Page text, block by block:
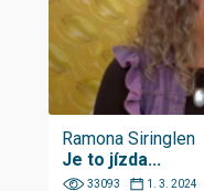
Ramona Siringlen
Je to jízda...
33093 1. 3. 2024